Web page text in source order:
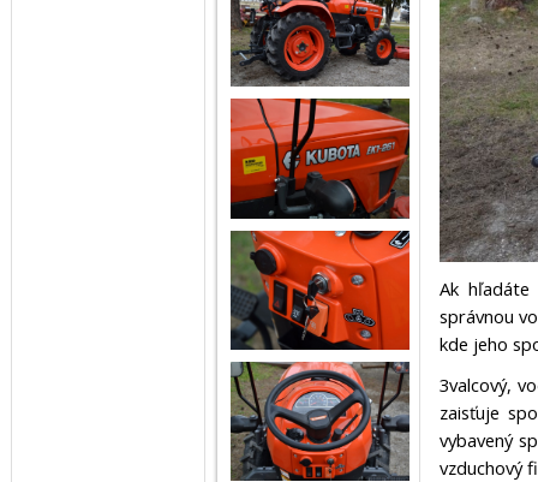
Ak
správnou
kde jeho
3valcový,
zaisťuje
vybavený
vzduchový